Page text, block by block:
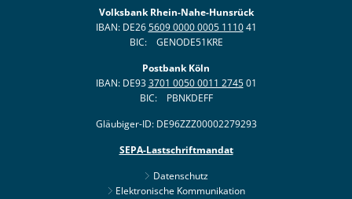
Volksbank Rhein-Nahe-Hunsrück
IBAN: DE265609 0000 0005 111041
BIC: GENODE51KRE
Postbank Köln
IBAN: DE933701 0050 0011 274501
BIC: PBNKDEFF
Gläubiger-ID: DE96ZZZ00002279293
SEPA-Lastschriftmandat
Datenschutz
Elektronische Kommunikation